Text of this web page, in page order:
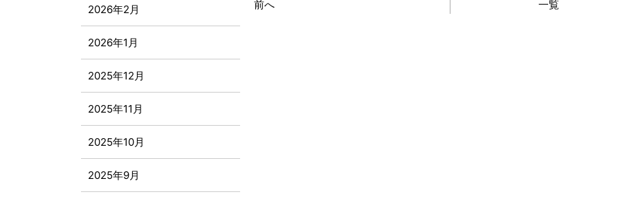
前へ 一覧
2026年2月
2026年1月
2025年12月
2025年11月
2025年10月
2025年9月